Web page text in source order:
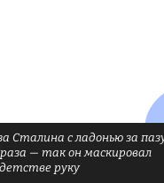
Сталина с ладонью за
— так он маскировал
руку